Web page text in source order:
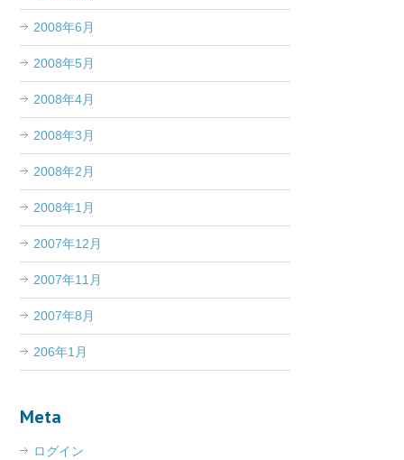
2008年6月
2008年5月
2008年4月
2008年3月
2008年2月
2008年1月
2007年12月
2007年11月
2007年8月
206年1月
Meta
ログイン